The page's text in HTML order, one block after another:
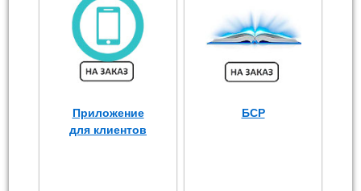
Приложение
для клиентов
БСР